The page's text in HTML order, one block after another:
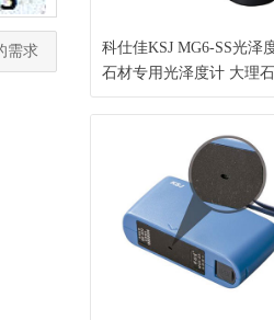
科仕佳KSJ MG6-SS光泽
石材专用光泽度计 大理
石水磨石表面光泽测量仪
需求